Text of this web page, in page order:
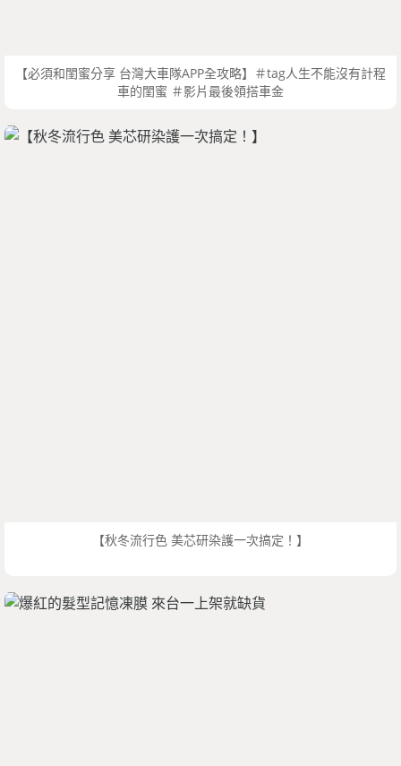
【必須和閨蜜分享 台灣大車隊APP全攻略】＃tag人生不能沒有計程
車的閨蜜 ＃影片最後領搭車金
【秋冬流行色 美芯研染護一次搞定！】